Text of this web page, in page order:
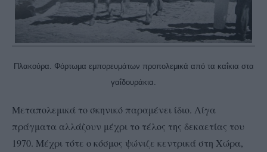
Πλακούρα. Φόρτωμα εμπορευμάτων προπολεμικά από τα καΐκια στα
γαΐδουράκια.
Μεταπολεμικά το σκηνικό παραμένει ίδιο. Λίγα
πράγματα αλλάζουν μέχρι το τέλος της δεκαετίας του
1970. Μέχρι τότε ο κόσμος ψώνιζε κεντρικά στη Χώρα,